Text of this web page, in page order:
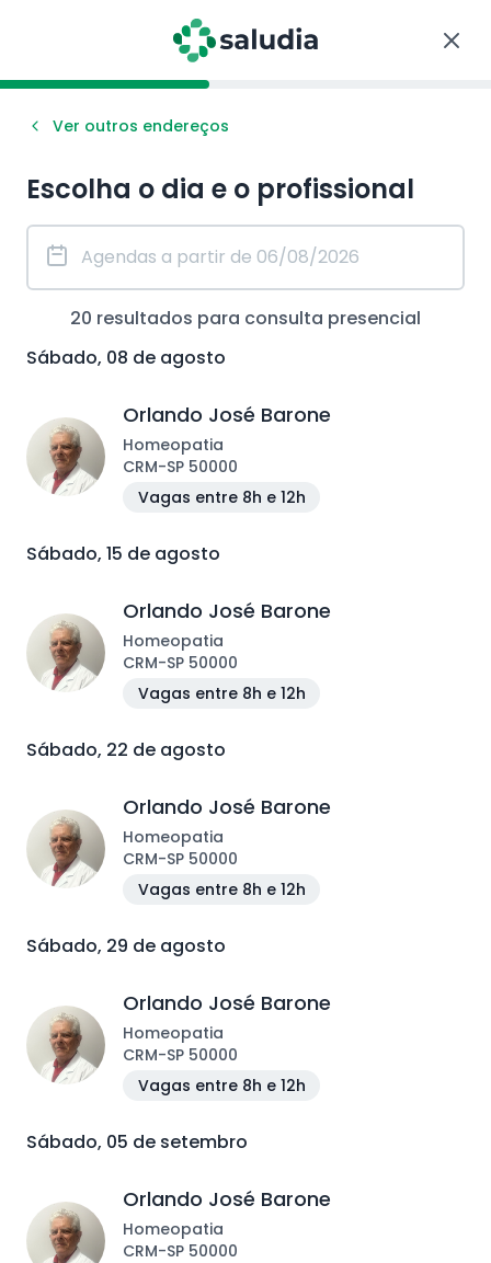
Ver outros endereços
Escolha o dia e o profissional
20 resultados para consulta presencial
Sábado, 08 de agosto
Orlando José Barone
Homeopatia
CRM-SP 50000
Vagas entre 8h e 12h
Sábado, 15 de agosto
Orlando José Barone
Homeopatia
CRM-SP 50000
Vagas entre 8h e 12h
Sábado, 22 de agosto
Orlando José Barone
Homeopatia
CRM-SP 50000
Vagas entre 8h e 12h
Sábado, 29 de agosto
Orlando José Barone
Homeopatia
CRM-SP 50000
Vagas entre 8h e 12h
Sábado, 05 de setembro
Orlando José Barone
Homeopatia
CRM-SP 50000